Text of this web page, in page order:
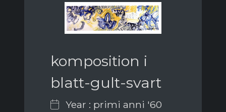
komposition i
blatt-gult-svart
Year : primi anni '60